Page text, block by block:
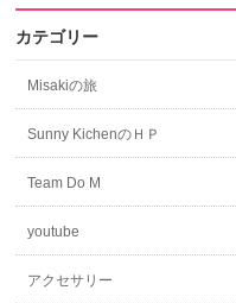
カテゴリー
Misakiの旅
Sunny KichenのＨＰ
Team Do M
youtube
アクセサリー